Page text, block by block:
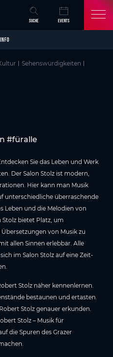
SUCHE EVENTS
INFO
Sehenswürdigkeiten
#füralle
Sie das Leben und Werk
Der Salon Stolz ist modern,
Hier kann man Musik
unterschiedliche überraschende
Leben und die Melodien von
Stolz bietet Platz, um
von Musik zu
allen Sinnen erlebbar. Alle
im Salon Stolz auf eine Zeit-
Stolz näher kennenlernen.
bestaunen und ertasten.
Stolz genauer erkunden.
Stolz – Musik für
die Spuren des Grazer